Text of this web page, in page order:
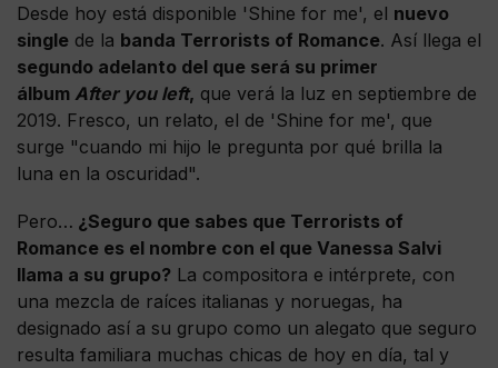
Desde hoy está disponible 'Shine for me', el nuevo
single de la banda Terrorists of Romance. Así llega el
segundo adelanto del que será su primer
álbum After you left, que verá la luz en septiembre de
2019. Fresco, un relato, el de 'Shine for me', que
surge "cuando mi hijo le pregunta por qué brilla la
luna en la oscuridad".
Pero… ¿Seguro que sabes que Terrorists of
Romance es el nombre con el que Vanessa Salvi
llama a su grupo? La compositora e intérprete, con
una mezcla de raíces italianas y noruegas, ha
designado así a su grupo como un alegato que seguro
resulta familiara muchas chicas de hoy en día, tal y